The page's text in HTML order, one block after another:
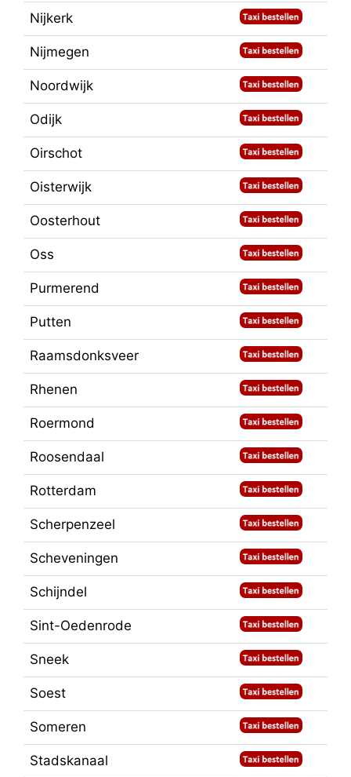
Nijkerk
Nijmegen
Noordwijk
Odijk
Oirschot
Oisterwijk
Oosterhout
Oss
Purmerend
Putten
Raamsdonksveer
Rhenen
Roermond
Roosendaal
Rotterdam
Scherpenzeel
Scheveningen
Schijndel
Sint-Oedenrode
Sneek
Soest
Someren
Stadskanaal